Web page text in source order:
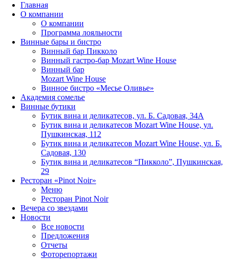
Главная
О компании
О компании
Программа лояльности
Винные бары и бистро
Винный бар Пикколо
Винный гастро-бар Mozart Wine House
Винный бар
Mozart Wine House
Винное бистро «Месье Оливье»
Академия сомелье
Винные бутики
Бутик вина и деликатесов, ул. Б. Садовая, 34А
Бутик вина и деликатесов Mozart Wine House, ул.
Пушкинская, 112
Бутик вина и деликатесов Mozart Wine House, ул. Б.
Садовая, 130
Бутик вина и деликатесов “Пикколо”, Пушкинская,
29
Ресторан «Pinot Noir»
Меню
Ресторан Pinot Noir
Вечера со звездами
Новости
Все новости
Предложения
Отчеты
Фоторепортажи